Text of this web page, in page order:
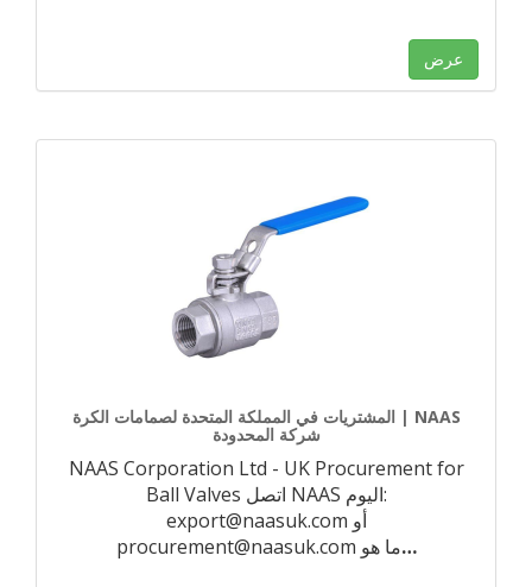
عرض
المشتريات في المملكة المتحدة لصمامات الكرة | NAAS
شركة المحدودة
NAAS Corporation Ltd - UK Procurement for
Ball Valves اتصل NAAS اليوم:
export@naasuk.com أو
procurement@naasuk.com ما هو…